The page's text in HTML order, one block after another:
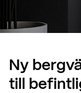
Ny
till